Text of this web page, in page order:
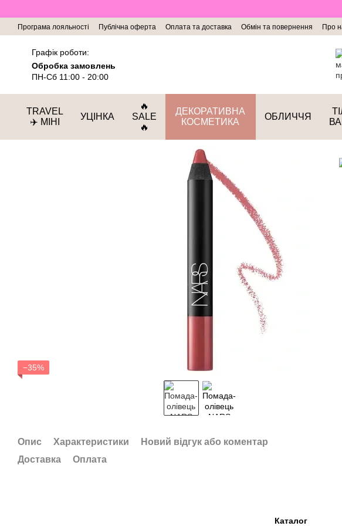
Програма лояльності Публічна оферта Оплата та доставка Обмін та повернення Про
Графік роботи:
Обробка замовлень
ПН-Сб 11:00 - 20:00
TRAVEL
✈️ МІНІ
УЦІНКА
🔥
SALE
🔥
ДЕКОРАТИВНА
КОСМЕТИКА
ОБЛИЧЧЯ
−35%
Опис Характеристики
Новий відгук або коментар
Доставка
Оплата
Каталог